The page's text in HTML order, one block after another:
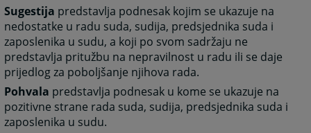
Sugestija predstavlja podnesak kojim se ukazuje na
nedostatke u radu suda, sudija, predsjednika suda i
zaposlenika u sudu, a koji po svom sadržaju ne
predstavlja pritužbu na nepravilnost u radu ili se daje
prijedlog za poboljšanje njihova rada.
Pohvala predstavlja podnesak u kome se ukazuje na
pozitivne strane rada suda, sudija, predsjednika suda i
zaposlenika u sudu.